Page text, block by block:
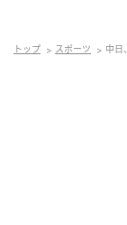
トップ スポーツ 中日